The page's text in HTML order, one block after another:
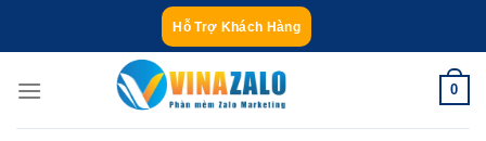
dung
Hỗ Trợ Khách Hàng
0